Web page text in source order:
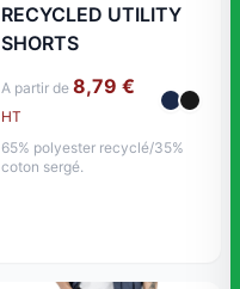
RECYCLED UTILITY
SHORTS
A partir de 8,79 €
HT
65% polyester recyclé/35%
coton sergé.